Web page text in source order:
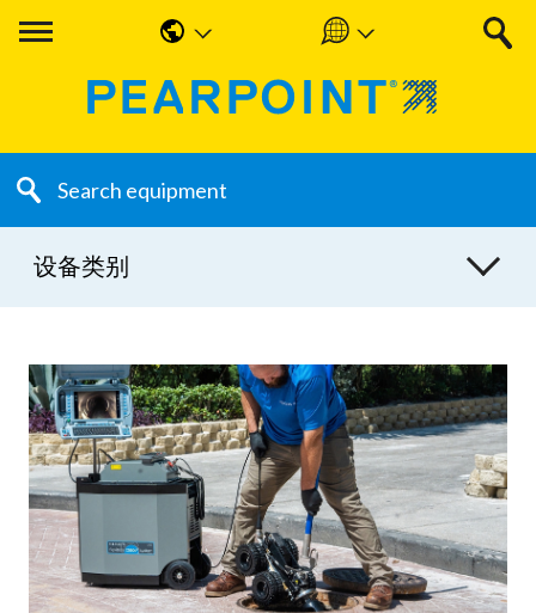
Americas
EMEA & APAC
English
设备类别